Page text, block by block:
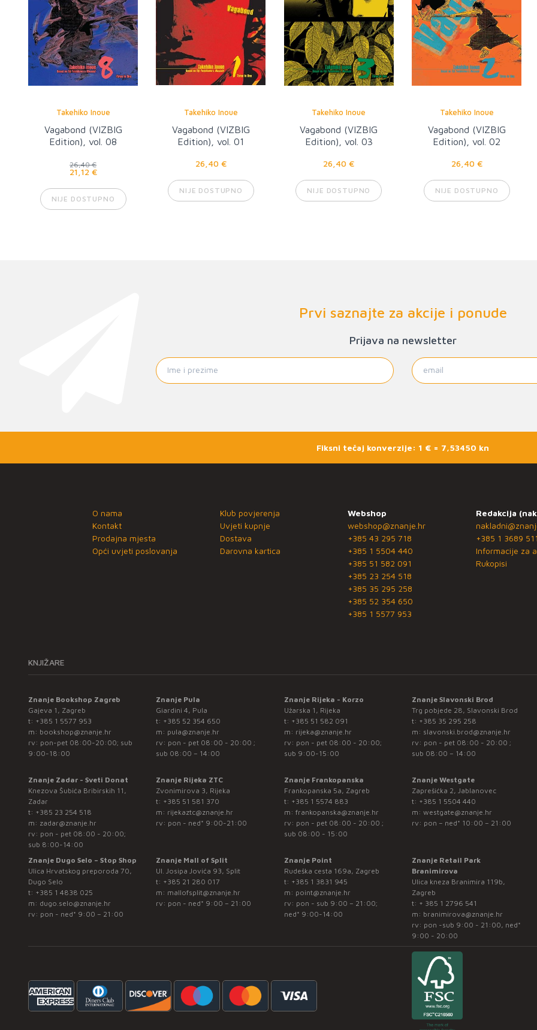
Takehiko Inoue
Vagabond (VIZBIG
Edition), vol. 08
26,40 €
21,12 €
NIJE DOSTUPNO
Takehiko Inoue
Vagabond (VIZBIG
Edition), vol. 01
26,40 €
NIJE DOSTUPNO
Takehiko Inoue
Vagabond (VIZBIG
Edition), vol. 03
26,40 €
NIJE DOSTUPNO
Takehiko Inoue
Vagabond (VIZBIG
Edition), vol. 02
26,40 €
NIJE DOSTUPNO
Prvi saznajte za akcije i ponude
Prijava na newsletter
Fiksni tečaj konverzije: 1 € = 7,53450 kn
O nama
Kontakt
Prodajna mjesta
Opći uvjeti poslovanja
Klub povjerenja
Uvjeti kupnje
Dostava
Darovna kartica
Webshop
webshop@znanje.hr
+385 43 295 718
+385 1 5504 440
+385 51 582 091
+385 23 254 518
+385 35 295 258
+385 52 354 650
+385 1 5577 953
Redakcija
+385 1 3689 511
Informacije za
Rukopisi
KNJIŽARE
Znanje Bookshop Zagreb
Gajeva 1, Zagreb
t: +385 1 5577 953
m: bookshop@znanje.hr
rv: pon-pet 08:00-20:00; sub
9:00-18:00
Znanje Pula
Giardini 4, Pula
t: +385 52 354 650
m: pula@znanje.hr
rv: pon - pet 08:00 - 20:00 ;
sub 08:00 – 14:00
Znanje Rijeka - Korzo
Užarska 1, Rijeka
t: +385 51 582 091
m: rijeka@znanje.hr
rv: pon - pet 08:00 - 20:00;
sub 9:00-15:00
Znanje Slavonski Brod
Trg pobjede 28, Slavonski Brod
t: +385 35 295 258
m: slavonski.brod@znanje.hr
rv: pon - pet 08:00 - 20:00 ;
sub 08:00 – 14:00
Znanje Zadar - Sveti Donat
Knezova Šubića Bribirskih 11,
Zadar
t: +385 23 254 518
m: zadar@znanje.hr
rv: pon - pet 08:00 - 20:00;
sub 8:00-14:00
Znanje Rijeka ZTC
Zvonimirova 3, Rijeka
t: +385 51 581 370
m: rijekaztc@znanje.hr
rv: pon - ned* 9:00-21:00
Znanje Frankopanska
Frankopanska 5a, Zagreb
t: +385 1 5574 883
m: frankopanska@znanje.hr
rv: pon - pet 08:00 - 20:00 ;
sub 08:00 - 15:00
Znanje Westgate
Zaprešićka 2, Jablanovec
t: +385 1 5504 440
m: westgate@znanje.hr
rv: pon – ned* 10:00 – 21:00
Znanje Dugo Selo – Stop Shop
Ulica Hrvatskog preporoda 70,
Dugo Selo
t: +385 1 4838 025
m: dugo.selo@znanje.hr
rv: pon - ned* 9:00 – 21:00
Znanje Mall of Split
Ul. Josipa Jovića 93, Split
t: +385 21 280 017
m: mallofsplit@znanje.hr
rv: pon - ned* 9:00 – 21:00
Znanje Point
Rudeška cesta 169a, Zagreb
t: +385 1 3831 945
m: point@znanje.hr
rv: pon - sub 9:00 – 21:00;
ned* 9:00-14:00
Znanje Retail Park
Branimirova
Ulica kneza Branimira 119b,
Zagreb
t: + 385 1 2796 541
m: branimirova@znanje.hr
rv: pon -sub 9:00 - 21:00, ned*
9:00 - 20:00